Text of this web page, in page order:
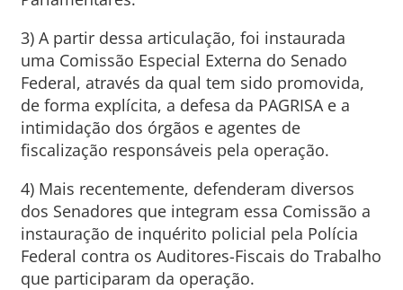
3) A partir dessa articulação, foi instaurada
uma Comissão Especial Externa do Senado
Federal, através da qual tem sido promovida,
de forma explícita, a defesa da PAGRISA e a
intimidação dos órgãos e agentes de
fiscalização responsáveis pela operação.
4) Mais recentemente, defenderam diversos
dos Senadores que integram essa Comissão a
instauração de inquérito policial pela Polícia
Federal contra os Auditores-Fiscais do Trabalho
que participaram da operação.